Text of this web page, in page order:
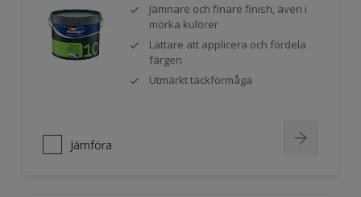
Jämnare och finare finish, även i
mörka kulörer
Lättare att applicera och fördela
färgen
Utmärkt täckförmåga
Jämföra